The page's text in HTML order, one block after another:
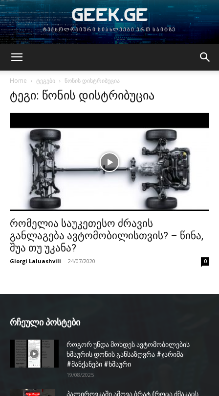
GEEK.GE
ტექნოლოგიური სიახლეები ერთ საიტზე
Home ტეგები წონის დისტრიბუცია
ტეგი: წონის დისტრიბუცია
რომელია საუკეთესო ძრავის
განლაგება ავტომობილისთვის? – წინა,
შუა თუ უკანა?
Giorgi Laluashvili - 24/07/2020 0
რჩეული პოსტები
როგორ უნდა მოხდეს ავტომობილების
ხმაურის დონის განსაზღვრა #ჯარიმა
#მანქანები #ხმაური
19/08/2025
პალიროვკაში ამოვა ბრატ (როცა ძმაკაცს